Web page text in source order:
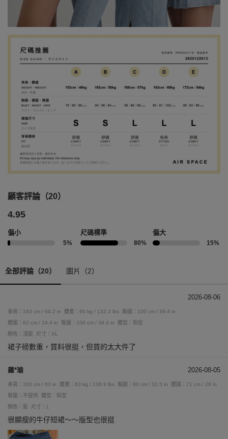
顧客評論（20）
4.95
偏小
5%
尺碼標準
80%
偏大
15%
全部評論（20） 圖片（2）
2026-08-06
身高：163 cm / 64.2 in 體重：60 kg / 132.3 lbs
胸圍：100 cm / 39.4 in
腰圍：62 cm / 24.4 in
臀圍：100 cm / 39.4 in
體型：梨型
顏色：淺藍
尺寸：XL
裙子磅數重，質料很挺，但買的太大件了
羅*瑜 2026-08-05
身高：160 cm / 63 in 體重：63 kg / 138.9 lbs 胸圍：80 cm / 31.5 in
腰圍：71 cm / 28 in
臀圍：不提供
體型：梨型
顏色：藍
尺寸：L
很顯瘦的牛仔短裙～～版型也很挺